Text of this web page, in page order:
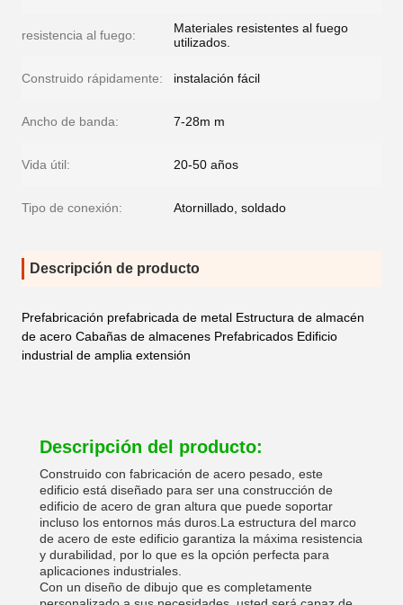
resistencia al fuego:
Materiales resistentes al fuego
utilizados.
Construido rápidamente: instalación fácil
Ancho de banda: 7-28m m
Vida útil: 20-50 años
Tipo de conexión: Atornillado, soldado
Descripción de producto
Prefabricación prefabricada de metal Estructura de almacén
de acero Cabañas de almacenes Prefabricados Edificio
industrial de amplia extensión
Descripción del producto:
Construido con fabricación de acero pesado, este
edificio está diseñado para ser una construcción de
edificio de acero de gran altura que puede soportar
incluso los entornos más duros.La estructura del marco
de acero de este edificio garantiza la máxima resistencia
y durabilidad, por lo que es la opción perfecta para
aplicaciones industriales.
Con un diseño de dibujo que es completamente